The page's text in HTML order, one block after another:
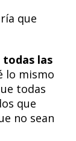
que
todas las
lo mismo
todas
que
no sean